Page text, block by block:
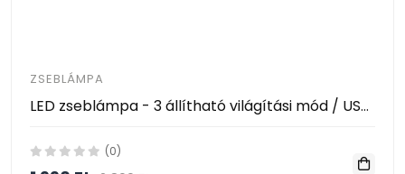
ZSEBLÁMPA
LED zseblámpa - 3 állítható világítási mód / USB-ről tölthető L-830
(0)